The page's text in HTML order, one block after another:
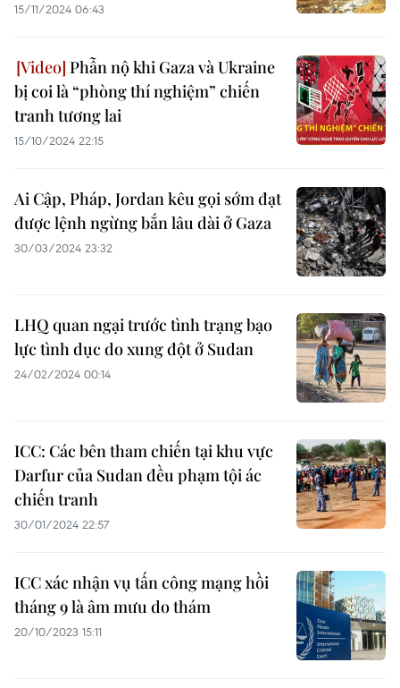
15/11/2024 06:43
Phẫn nộ khi Gaza và Ukraine
bị coi là “phòng thí nghiệm” chiến
tranh tương lai
15/10/2024 22:15
Ai Cập, Pháp, Jordan kêu gọi sớm đạt
được lệnh ngừng bắn lâu dài ở Gaza
30/03/2024 23:32
LHQ quan ngại trước tình trạng bạo
lực tình dục do xung đột ở Sudan
24/02/2024 00:14
ICC: Các bên tham chiến tại khu vực
Darfur của Sudan đều phạm tội ác
chiến tranh
30/01/2024 22:57
ICC xác nhận vụ tấn công mạng hồi
tháng 9 là âm mưu do thám
20/10/2023 15:11